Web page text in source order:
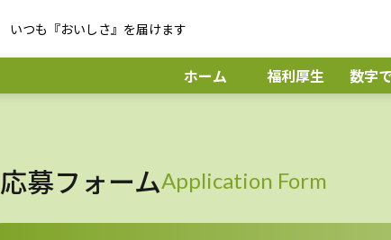
いつも『おいしさ』を届けます
ホーム 福利厚生 数字
応募フォームApplication Form